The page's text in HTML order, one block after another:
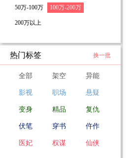
50万-100万 100万-200万
200万以上
热门标签 换一批
全部 架空 异能
影视 职场 悬疑
变身 精品 复仇
伏笔 穿书 仵作
医妃 权谋 仙侠